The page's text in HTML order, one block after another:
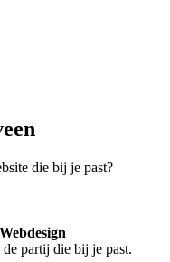
die bij je past?
Webdesign
partij die bij je past.